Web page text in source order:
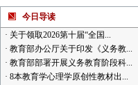
今日导读
· 关于领取2026第十届“全国...
· 教育部办公厅关于印发《义务教...
· 教育部部署开展义务教育阶段科...
· 8本教育学心理学原创性教材出...